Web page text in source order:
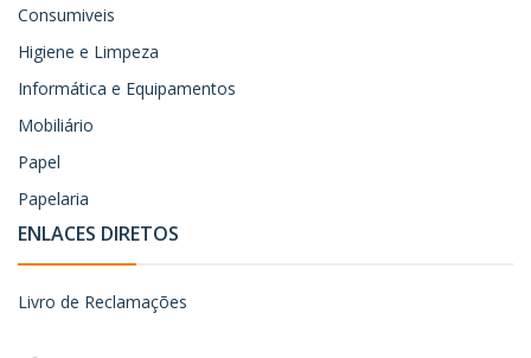
Consumiveis
Higiene e Limpeza
Informática e Equipamentos
Mobiliário
Papel
Papelaria
ENLACES DIRETOS
Livro de Reclamações